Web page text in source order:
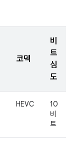
코덱
비
트
심
도
HEVC
10
비
트